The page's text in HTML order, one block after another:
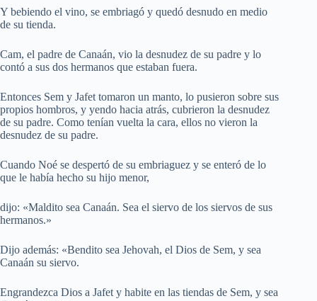
Y bebiendo el vino, se embriagó y quedó desnudo en medio
de su tienda.
Cam, el padre de Canaán, vio la desnudez de su padre y lo
contó a sus dos hermanos que estaban fuera.
Entonces Sem y Jafet tomaron un manto, lo pusieron sobre sus
propios hombros, y yendo hacia atrás, cubrieron la desnudez
de su padre. Como tenían vuelta la cara, ellos no vieron la
desnudez de su padre.
Cuando Noé se despertó de su embriaguez y se enteró de lo
que le había hecho su hijo menor,
dijo: «Maldito sea Canaán. Sea el siervo de los siervos de sus
hermanos.»
Dijo además: «Bendito sea Jehovah, el Dios de Sem, y sea
Canaán su siervo.
Engrandezca Dios a Jafet y habite en las tiendas de Sem, y sea